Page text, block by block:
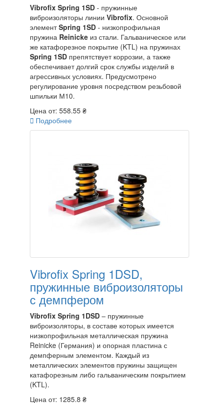
Vibrofix Spring 1SD - пружинные
виброизоляторы линии Vibrofix. Основной
элементSpring 1SD - низкопрофильная
пружина Reinicke из стали. Гальваническое или
же катафорезное покрытие (KTL) на пружинах
Spring 1SD препятствует коррозии, а также
обеспечивает долгий срок службы изделий в
агрессивных условиях. Предусмотрено
регулирование уровня посредством резьбовой
шпильки М10.
Цена от: 558.55 ₴
 Подробнее
Vibrofix Spring 1DSD,
пружинные виброизоляторы
с демпфером
Vibrofix Spring 1DSD – пружинные
виброизоляторы, в составе которых имеется
низкопрофильная металлическая пружина
Reinicke (Германия) и опорная пластина с
демпферным элементом. Каждый из
металлических элементов пружины защищен
катафорезным либо гальваническим покрытием
(KTL).
Цена от: 1285.8 ₴